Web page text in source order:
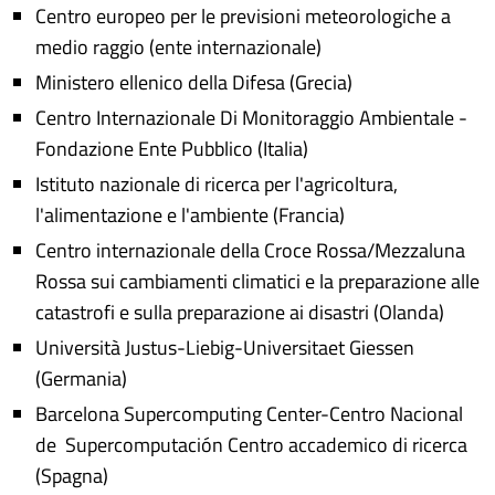
Centro europeo per le previsioni meteorologiche a
medio raggio (ente internazionale)
Ministero ellenico della Difesa (Grecia)
Centro Internazionale Di Monitoraggio Ambientale -
Fondazione Ente Pubblico (Italia)
Istituto nazionale di ricerca per l'agricoltura,
l'alimentazione e l'ambiente (Francia)
Centro internazionale della Croce Rossa/Mezzaluna
Rossa sui cambiamenti climatici e la preparazione alle
catastrofi e sulla preparazione ai disastri (Olanda)
Università Justus-Liebig-Universitaet Giessen
(Germania)
Barcelona Supercomputing Center-Centro Nacional
de Supercomputación Centro accademico di ricerca
(Spagna)